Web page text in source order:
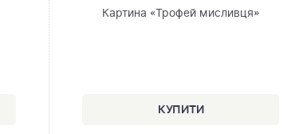
Картина «Трофей мисливця»